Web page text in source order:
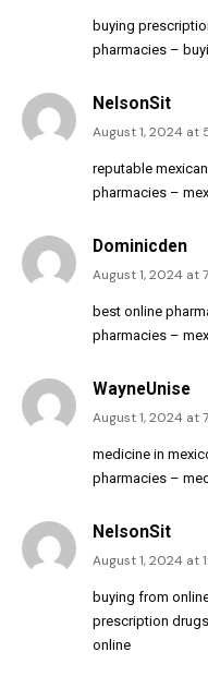
buying
pharmacies –
NelsonSit
August 1, 2024 at
reputable
pharmacies –
Dominicden
August 1, 2024 at
best online
pharmacies –
WayneUnise
August 1, 2024 at
medicine in
pharmacies –
NelsonSit
August 1, 2024 at
buying from
prescription drugs
online